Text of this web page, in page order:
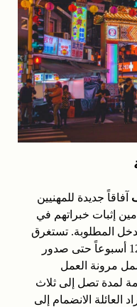
آفاقاً جديدة للمهنيين
إثبات خبراتهم في
المطلوبة. تستغرق
عملية تقديم الطلب عادةً من 8 إلى 12 أسبوعاً حتى صدور
مرونة العمل
لمدة تصل إلى ثلاث
العائلة الانضمام إلى